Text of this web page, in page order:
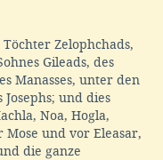
Zelophchads,
Gileads, des
Manasses, unter den
Josephs; und dies
Noa, Hogla,
Mose und vor Eleasar,
die ganze